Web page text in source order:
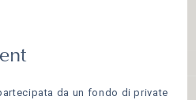
da un fondo di private